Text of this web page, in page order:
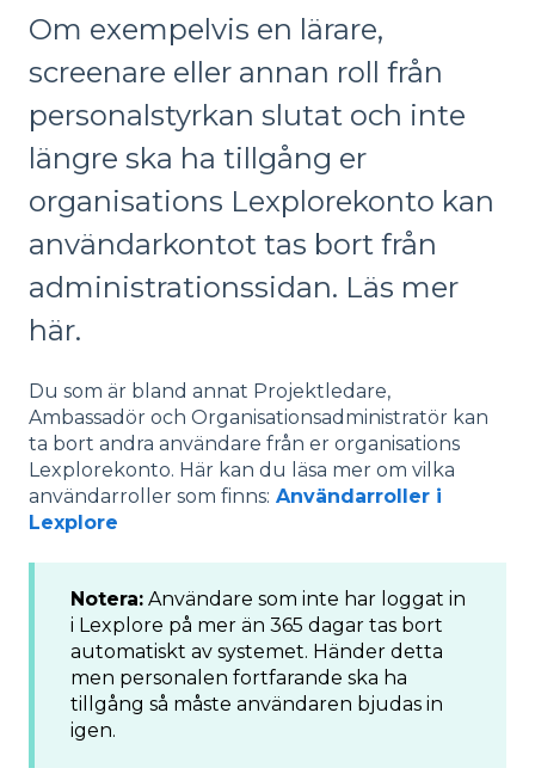
Om exempelvis en lärare,
screenare eller annan roll från
personalstyrkan slutat och inte
längre ska ha tillgång er
organisations Lexplorekonto kan
användarkontot tas bort från
administrationssidan. Läs mer
här.
Du som är bland annat Projektledare,
Ambassadör och Organisationsadministratör kan
ta bort andra användare från er organisations
Lexplorekonto. Här kan du läsa mer om vilka
användarroller som finns: Användarroller i
Lexplore
Notera: Användare som inte har loggat in
i Lexplore på mer än 365 dagar tas bort
automatiskt av systemet. Händer detta
men personalen fortfarande ska ha
tillgång så måste användaren bjudas in
igen.